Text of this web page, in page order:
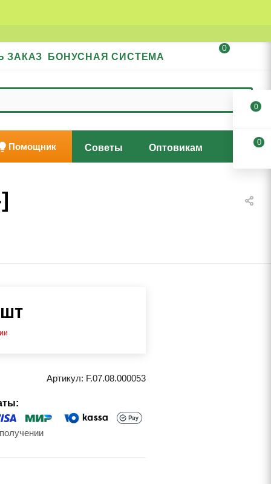
ЗАКАЗ БОНУСНАЯ СИСТЕМА
0
Помощник Советы Оптовикам
Артикул: F.07.08.000053
0
0